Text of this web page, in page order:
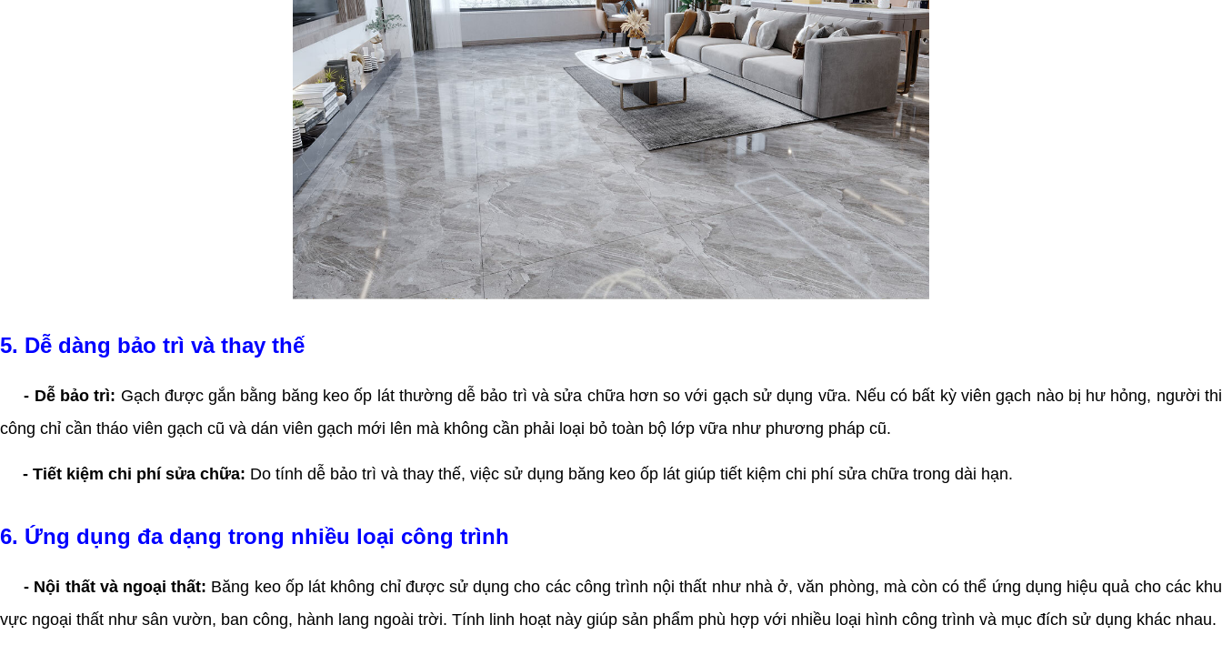
5. Dễ dàng bảo trì và thay thế
- Dễ bảo trì: Gạch được gắn bằng băng keo ốp lát thường dễ bảo trì và sửa chữa hơn so với gạch sử dụng vữa. Nếu có bất kỳ viên gạch nào bị hư hỏng, người thi
công chỉ cần tháo viên gạch cũ và dán viên gạch mới lên mà không cần phải loại bỏ toàn bộ lớp vữa như phương pháp cũ.
- Tiết kiệm chi phí sửa chữa: Do tính dễ bảo trì và thay thế, việc sử dụng băng keo ốp lát giúp tiết kiệm chi phí sửa chữa trong dài hạn.
6. Ứng dụng đa dạng trong nhiều loại công trình
- Nội thất và ngoại thất: Băng keo ốp lát không chỉ được sử dụng cho các công trình nội thất như nhà ở, văn phòng, mà còn có thể ứng dụng hiệu quả cho các khu
vực ngoại thất như sân vườn, ban công, hành lang ngoài trời. Tính linh hoạt này giúp sản phẩm phù hợp với nhiều loại hình công trình và mục đích sử dụng khác nhau.